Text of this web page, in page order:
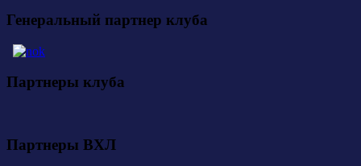
Генеральный партнер клуба
Партнеры клуба
Партнеры ВХЛ